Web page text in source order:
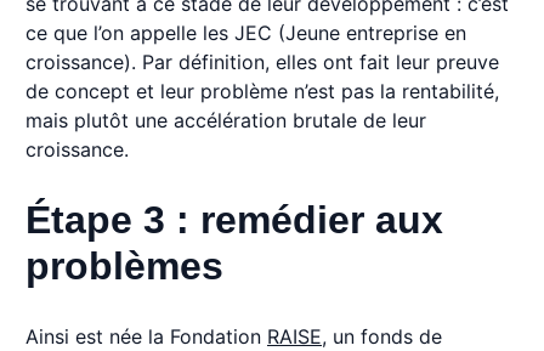
ce que l’on appelle les JEC (Jeune entreprise en
croissance). Par définition, elles ont fait leur preuve
de concept et leur problème n’est pas la rentabilité,
mais plutôt une accélération brutale de leur
croissance.
Étape 3 : remédier aux
problèmes
Ainsi est née la Fondation RAISE, un fonds de